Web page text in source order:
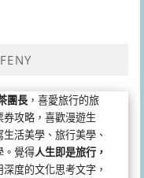
團長 ，喜愛旅行的旅
攻略，喜歡漫遊生
活美學、旅行美學、
。覺得人生即是旅行，
深度的文化思考文字，